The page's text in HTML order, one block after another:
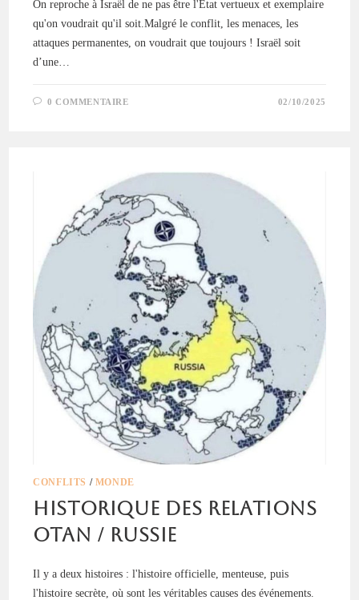
On reproche à Israël de ne pas être l'État vertueux et exemplaire
qu'on voudrait qu'il soit.Malgré le conflit, les menaces, les
attaques permanentes, on voudrait que toujours ! Israël soit
d’une…
0 COMMENTAIRE 02/10/2025
CONFLITS / MONDE
Historique des relations
OTAN / Russie
Il y a deux histoires : l'histoire officielle, menteuse, puis
l'histoire secrète, où sont les véritables causes des événements.